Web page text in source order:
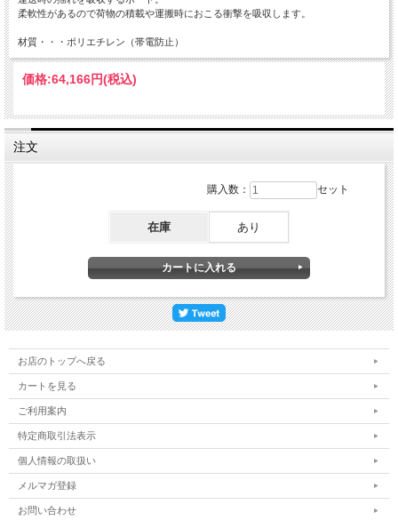
柔軟性があるので荷物の積載や運搬時におこる衝撃を吸収します。
材質・・・ポリエチレン（帯電防止）
価格:64,166円(税込)
注文
購入数： セット
在庫 あり
お店のトップへ戻る
カートを見る
ご利用案内
特定商取引法表示
個人情報の取扱い
メルマガ登録
お問い合わせ